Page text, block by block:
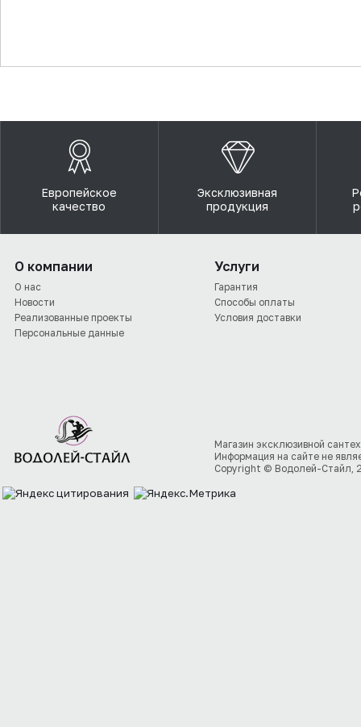
Европейское
качество
Эксклюзивная
продукция
О компании
О нас
Новости
Реализованные проекты
Персональные данные
Услуги
Гарантия
Способы оплаты
Условия доставки
Магазин эксклюзивной
Информация на сайте не
Copyright © Водолей-Стайл,